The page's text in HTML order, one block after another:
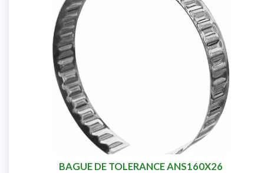
BAGUE DE TOLERANCE ANS160X26